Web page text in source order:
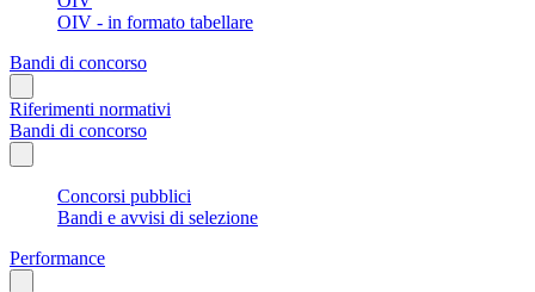
OIV - in formato tabellare
Bandi di concorso
Riferimenti normativi
Bandi di concorso
Concorsi pubblici
Bandi e avvisi di selezione
Performance